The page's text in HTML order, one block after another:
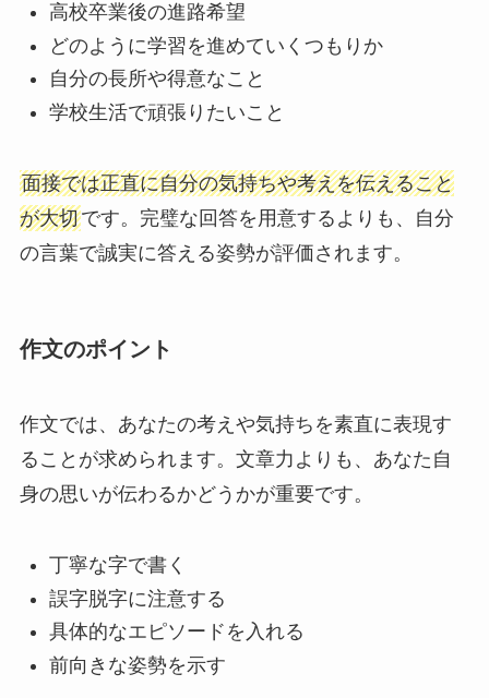
高校卒業後の進路希望
どのように学習を進めていくつもりか
自分の長所や得意なこと
学校生活で頑張りたいこと
面接では正直に自分の気持ちや考えを伝えること
が大切です。完璧な回答を用意するよりも、自分
の言葉で誠実に答える姿勢が評価されます。
作文のポイント
作文では、あなたの考えや気持ちを素直に表現す
ることが求められます。文章力よりも、あなた自
身の思いが伝わるかどうかが重要です。
丁寧な字で書く
誤字脱字に注意する
具体的なエピソードを入れる
前向きな姿勢を示す